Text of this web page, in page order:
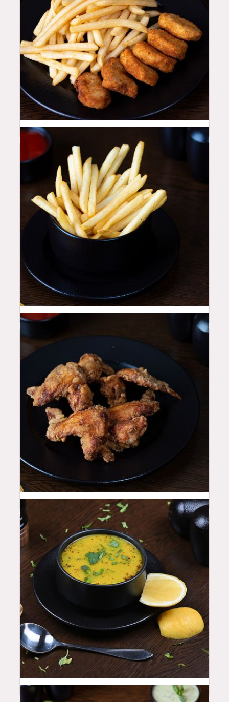
QAR
QAR 12
QAR 18
QAR 15